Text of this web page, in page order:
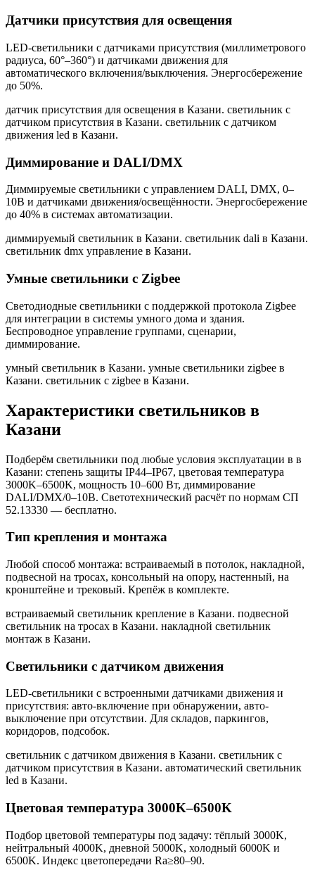
Датчики присутствия для освещения
LED-светильники с датчиками присутствия (миллиметрового
радиуса, 60°–360°) и датчиками движения для
автоматического включения/выключения. Энергосбережение
до 50%.
датчик присутствия для освещения в Казани. светильник с
датчиком присутствия в Казани. светильник с датчиком
движения led в Казани.
Диммирование и DALI/DMX
Диммируемые светильники с управлением DALI, DMX, 0–
10В и датчиками движения/освещённости. Энергосбережение
до 40% в системах автоматизации.
диммируемый светильник в Казани. светильник dali в Казани.
светильник dmx управление в Казани.
Умные светильники с Zigbee
Светодиодные светильники с поддержкой протокола Zigbee
для интеграции в системы умного дома и здания.
Беспроводное управление группами, сценарии,
диммирование.
умный светильник в Казани. умные светильники zigbee в
Казани. светильник с zigbee в Казани.
Характеристики светильников в
Казани
Подберём светильники под любые условия эксплуатации в в
Казани: степень защиты IP44–IP67, цветовая температура
3000K–6500K, мощность 10–600 Вт, диммирование
DALI/DMX/0–10В. Светотехнический расчёт по нормам СП
52.13330 — бесплатно.
Тип крепления и монтажа
Любой способ монтажа: встраиваемый в потолок, накладной,
подвесной на тросах, консольный на опору, настенный, на
кронштейне и трековый. Крепёж в комплекте.
встраиваемый светильник крепление в Казани. подвесной
светильник на тросах в Казани. накладной светильник
монтаж в Казани.
Светильники с датчиком движения
LED-светильники с встроенными датчиками движения и
присутствия: авто-включение при обнаружении, авто-
выключение при отсутствии. Для складов, паркингов,
коридоров, подсобок.
светильник с датчиком движения в Казани. светильник с
датчиком присутствия в Казани. автоматический светильник
led в Казани.
Цветовая температура 3000K–6500K
Подбор цветовой температуры под задачу: тёплый 3000K,
нейтральный 4000K, дневной 5000K, холодный 6000K и
6500K. Индекс цветопередачи Ra≥80–90.